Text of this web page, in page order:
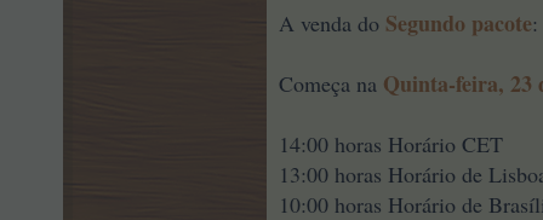
A venda do Segundo pacote:
Começa na Quinta-feira, 23
14:00 horas Horário CET
13:00 horas Horário de
10:00 horas Horário de